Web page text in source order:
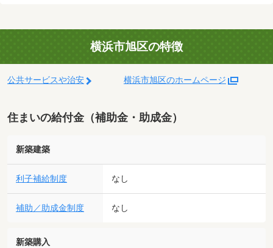
横浜市旭区の特徴
公共サービスや治安 横浜市旭区のホームページ
住まいの給付金（補助金・助成金）
新築建築
利子補給制度 なし
補助／助成金制度 なし
新築購入